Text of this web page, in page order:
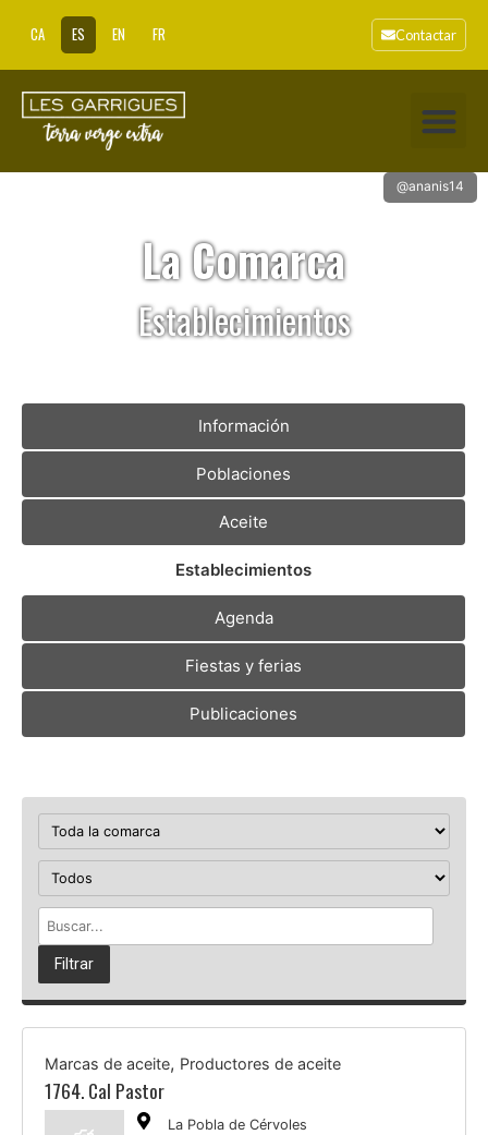
CA ES EN FR Contactar
@ananis14
La Comarca
Establecimientos
Información
Poblaciones
Aceite
Establecimientos
Agenda
Fiestas y ferias
Publicaciones
Filtrar
Marcas de aceite, Productores de aceite
1764. Cal Pastor
La Pobla de Cérvoles